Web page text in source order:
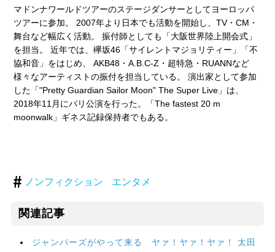
マドンナワールドツアーのステージダンサーとしてヨーロッパ
ツアーに参加。 2007年より日本でも活動を開始し、TV・CM・
舞台など幅広く活動。 振付師としても「大阪世界陸上開会式」
を担当。 近年では、欅坂46「サイレントマジョリティー」「不
協和音」をはじめ、 AKB48・A.B.C-Z・超特急・RUANNなど
様々なアーティストの振付を担当している。 演出家として参加
した「"Pretty Guardian Sailor Moon" The Super Live」は、
2018年11月にパリ公演を行った。「The fastest 20 m
moonwalk」ギネス記録保持者でもある。
ノンフィクション エンタメ
関連記事
ジャンパーズがやって来る ヤァ！ヤァ！ヤァ！ 太田